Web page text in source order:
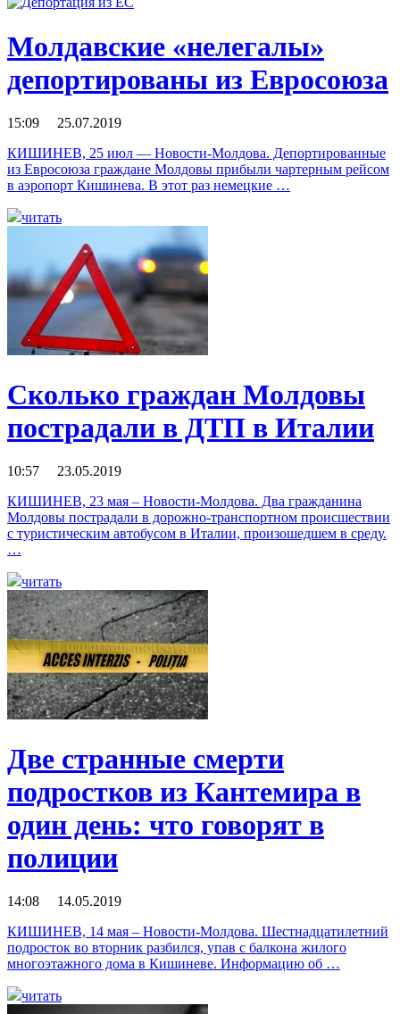
Молдавские «нелегалы»
депортированы из Евросоюза
15:09 25.07.2019
КИШИНЕВ, 25 июл — Новости-Молдова. Депортированные
из Евросоюза граждане Молдовы прибыли чартерным рейсом
в аэропорт Кишинева. В этот раз немецкие …
читать
Сколько граждан Молдовы
пострадали в ДТП в Италии
10:57 23.05.2019
КИШИНЕВ, 23 мая – Новости-Молдова. Два гражданина
Молдовы пострадали в дорожно-транспортном происшествии
с туристическим автобусом в Италии, произошедшем в среду.
…
читать
Две странные смерти
подростков из Кантемира в
один день: что говорят в
полиции
14:08 14.05.2019
КИШИНЕВ, 14 мая – Новости-Молдова. Шестнадцатилетний
подросток во вторник разбился, упав с балкона жилого
многоэтажного дома в Кишиневе. Информацию об …
читать